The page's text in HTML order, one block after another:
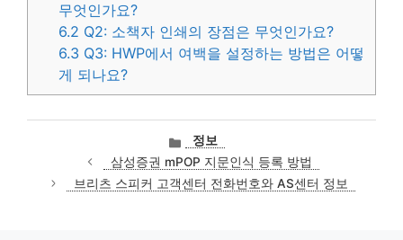
무엇인가요?
6.2 Q2: 소책자 인쇄의 장점은 무엇인가요?
6.3 Q3: HWP에서 여백을 설정하는 방법은 어떻
게 되나요?
카
테
고
리
정보
삼성증권 mPOP 지문인식 등록 방법
브리츠 스피커 고객센터 전화번호와 AS센터 정보